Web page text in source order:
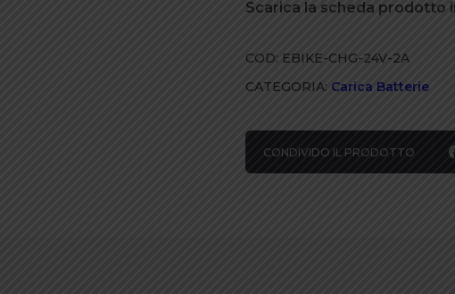
2,35A
Scarica la scheda prodotto
COD: EBIKE-CHG-24V-2A
CATEGORIA: Carica Batterie
CONDIVIDO IL PRODOTTO